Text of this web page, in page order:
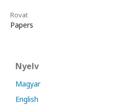
Rovat
Papers
Nyelv
Magyar
English